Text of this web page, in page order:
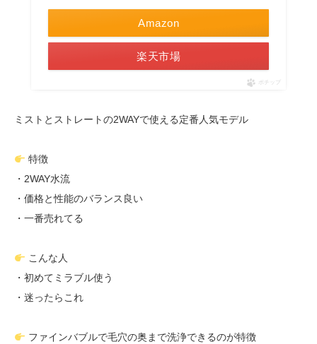
Amazon
楽天市場
ポチップ
ミストとストレートの2WAYで使える定番人気モデル
特徴
・2WAY水流
・価格と性能のバランス良い
・一番売れてる
こんな人
・初めてミラブル使う
・迷ったらこれ
ファインバブルで毛穴の奥まで洗浄できるのが特徴